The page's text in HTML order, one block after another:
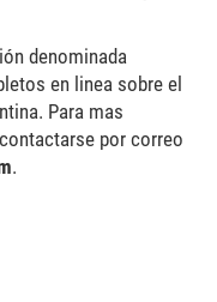
denominada
en linea sobre el
Para mas
por correo
.